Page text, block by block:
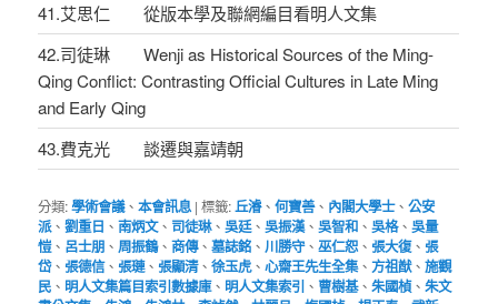
41.艾思仁 從版本學及聯網編目看明人文集
42.司徒琳 Wenji as Historical Sources of the Ming-
Qing Conflict: Contrasting Official Cultures in Late Ming
and Early Qing
43.費克光 談遷與嘉靖朝
分類:學術會議、本會訊息 |標籤:丘濬、何寶善、 內閣大學士、公安
派、劉重日 、南炳文、 司徒琳、吳廷、吳振漢、吳智和 、吳格、吳量
愷、 呂士朋 、 周振鶴、商傳、墓誌銘 、 川勝守、巫仁恕 、張大復、張
岱、張德信、張璉、張顯清、徐玉虎、心齋王先生全集、方祖猷、施觀
民 、 明人文集篇目索引數據庫、 明人文集索引 、曹樹基、朱國楨、朱文